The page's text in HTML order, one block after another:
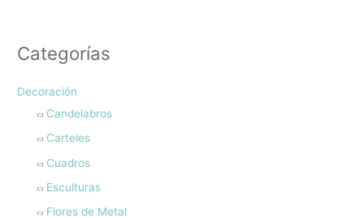
Categorías
Decoración
Candelabros
Carteles
Cuadros
Esculturas
Flores de Metal